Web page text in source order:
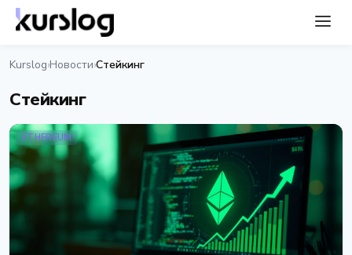
Kurslog›Новости›Стейкинг
Стейкинг
ETHEREUM